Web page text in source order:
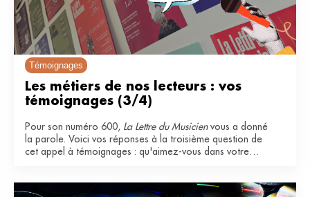
Témoignages
Les métiers de nos lecteurs : vos
témoignages (3/4)
Pour son numéro 600, La Lettre du Musicienvous a donné
la parole. Voici vos réponses à la troisième question de
cet appel à témoignages : qu'aimez-vous dans votre